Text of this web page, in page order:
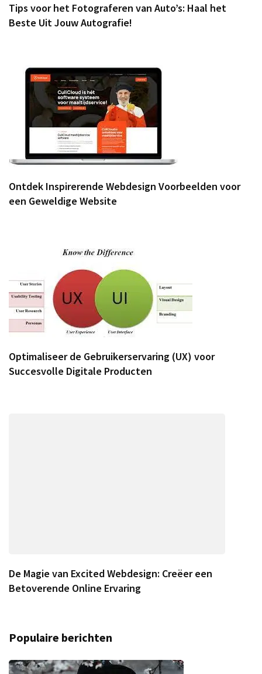
Tips voor het Fotograferen van Auto’s: Haal het
Beste Uit Jouw Autografie!
Ontdek Inspirerende Webdesign Voorbeelden voor
een Geweldige Website
Optimaliseer de Gebruikerservaring (UX) voor
Succesvolle Digitale Producten
De Magie van Excited Webdesign: Creëer een
Betoverende Online Ervaring
Populaire berichten